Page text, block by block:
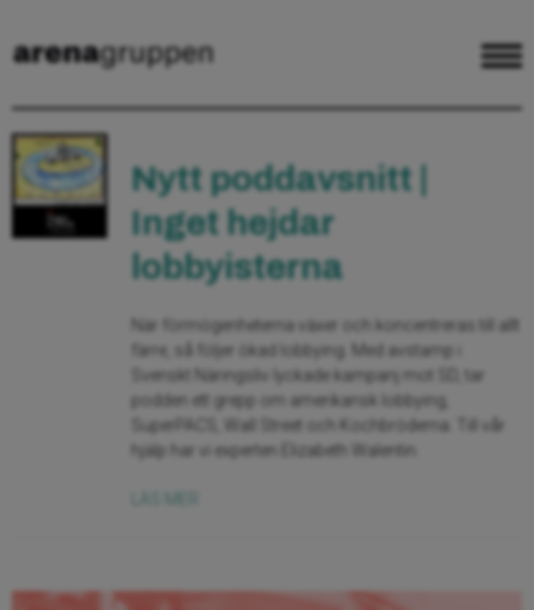
Nytt poddavsnitt |
Inget hejdar
lobbyisterna
När förmögenheterna växer och koncentreras till allt
färre, så följer ökad lobbying. Med avstamp i
Svenskt Näringsliv lyckade kampanj mot SD, tar
podden ett grepp om amerikansk lobbying,
SuperPACS, Wall Street och Kochbröderna. Till vår
hjälp har vi experten Elizabeth Walentin.